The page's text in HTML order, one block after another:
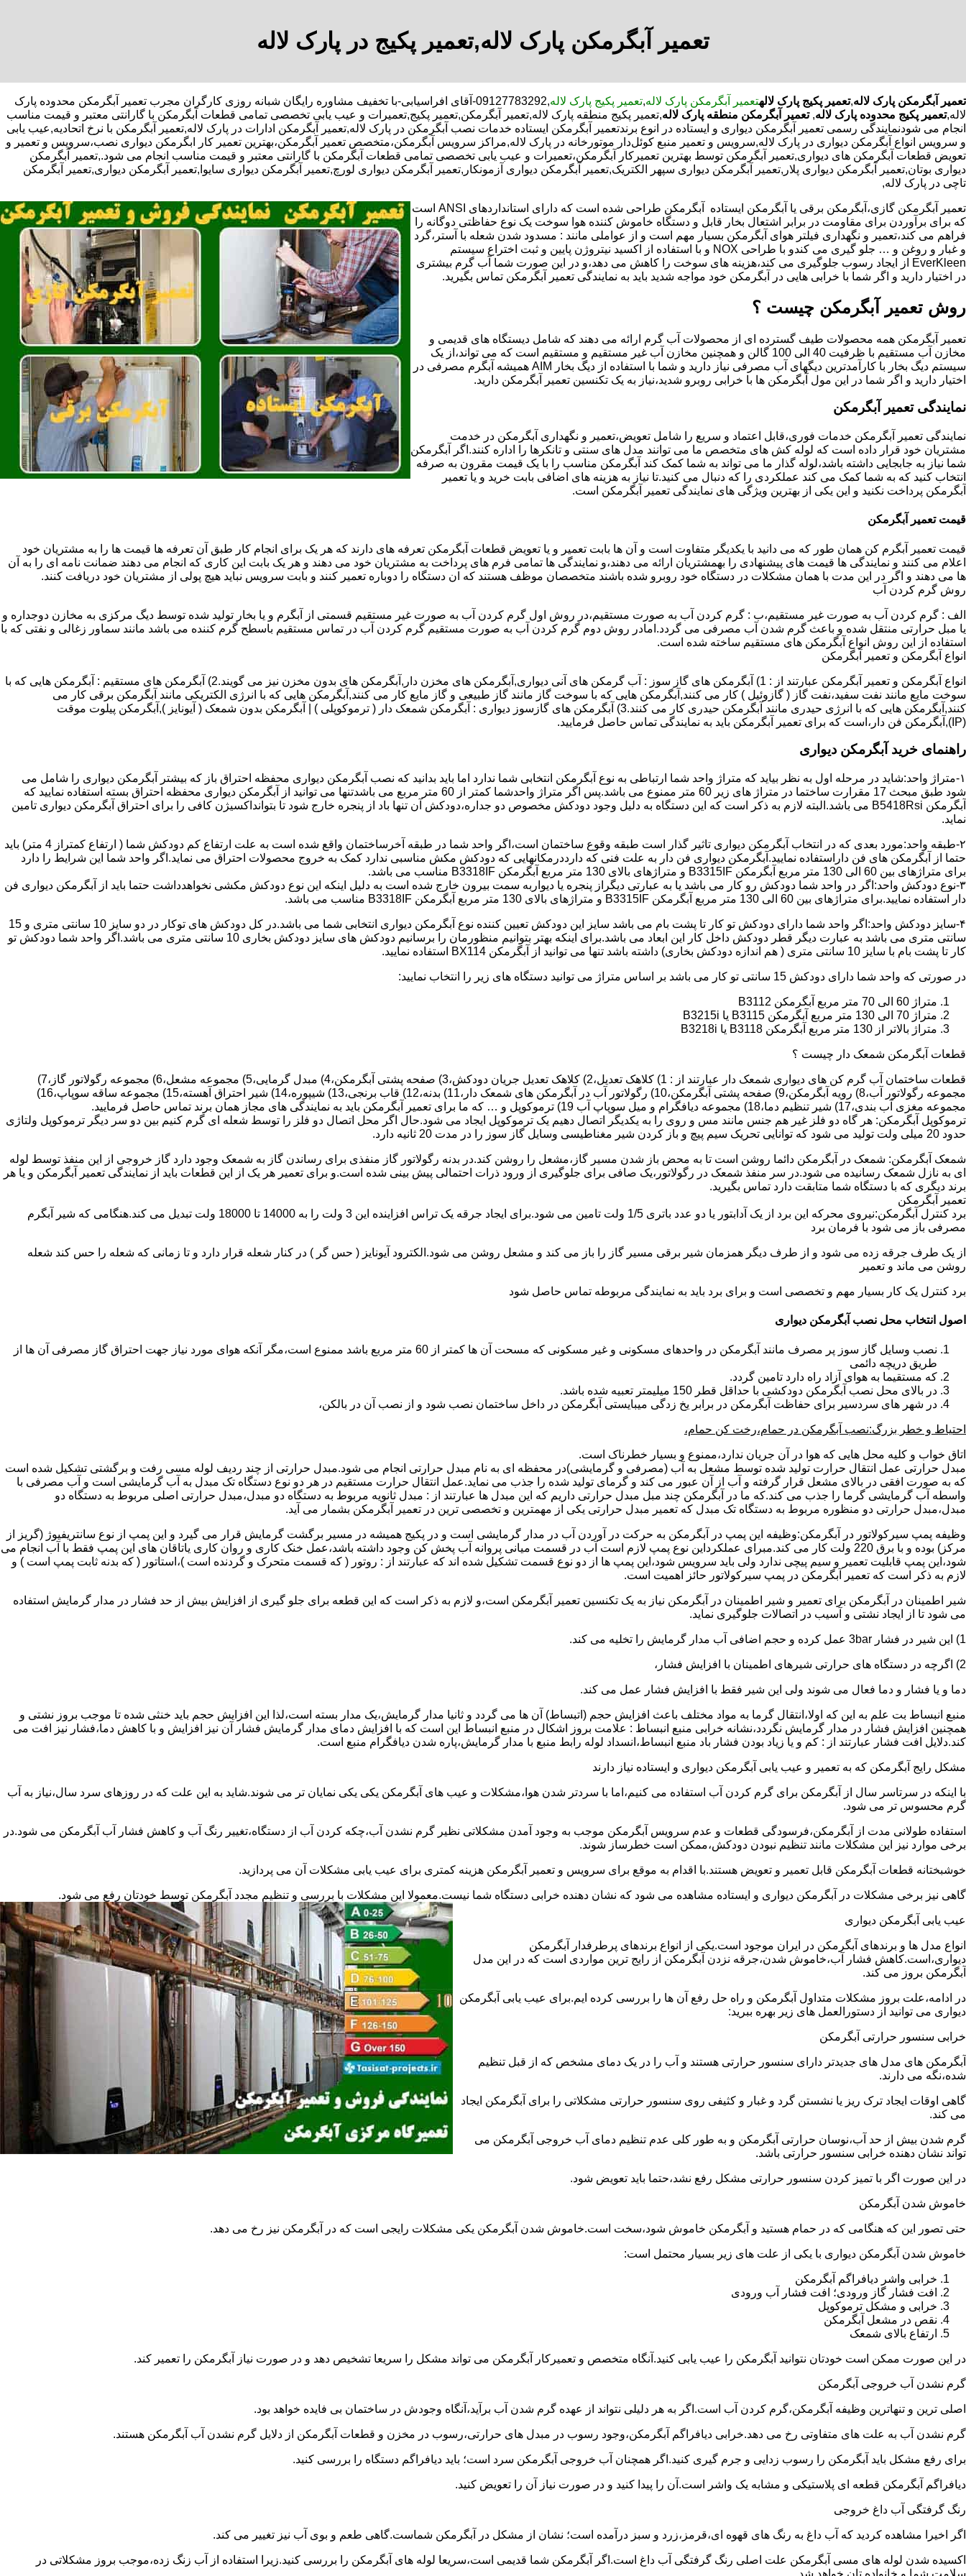
تعمیر آبگرمکن پارک لاله,تعمیر پکیج در پارک لاله
تعمیر آبگرمکن پارک لاله,تعمیر پکیج پارک لالهتعمیر آبگرمکن پارک لاله,تعمیر پکیج پارک لاله
,09127783292-آقای افراسیابی-با تخفیف مشاوره رایگان شبانه روزی کارگران مجرب تعمیر آبگرمکن محدوده پارک
لاله,تعمیر پکیج محدوده پارک لاله, تعمیر آبگرمکن منطقه پارک لاله,تعمیر پکیج منطقه پارک لاله,تعمیر آبگرمکن,تعمیر پکیج,تعمیرات و عیب یابی تخصصی تمامی قطعات آبگرمکن با گارانتی معتبر و قیمت مناسب
انجام می شودنمایندگی رسمی تعمیر آبگرمکن دیواری و ایستاده در انوع برندتعمیر آبگرمکن ایستاده خدمات نصب آبگرمکن در پارک لاله,تعمیر آبگرمکن ادارات در پارک لاله,تعمیر آبگرمکن با نرخ اتحادیه,عیب یابی
و سرویس انواع آبگرمکن دیواری در پارک لاله,سرویس و تعمیر منبع کوئل‌دار موتورخانه در پارک لاله,مراکز سرویس آبگرمکن،متخصص تعمیر آبگرمکن،بهترین تعمیر کار ابگرمکن دیواری نصب،سرویس و تعمیر و
تعویض قطعات آبگرمکن های دیواری,تعمیر آبگرمکن توسط بهترین تعمیرکار آبگرمکن،تعمیرات و عیب یابی تخصصی تمامی قطعات آبگرمکن با گارانتی معتبر و قیمت مناسب انجام می شود.,تعمیر آبگرمکن
دیواری بوتان,تعمیر آبگرمکن دیواری پلار,تعمیر آبگرمکن دیواری سپهر الکتریک,تعمیر آبگرمکن دیواری آزمونکار,تعمیر آبگرمکن دیواری لورچ,تعمیر آبگرمکن دیواری سایوا,تعمیر آبگرمکن دیواری,تعمیر آبگرمکن
تاچی در پارک لاله,
تعمیر آبگرمکن گازی،آبگرمکن برقی یا آبگرمکن ایستاده ​ آبگرمکن طراحی شده است که دارای استانداردهای ANSI است
که برای برآوردن برای مقاومت در برابر اشتعال بخار قابل و دستگاه خاموش کننده هوا سوخت یک نوع حفاظتی دوگانه را
فراهم می کند،تعمیر و نگهداری فیلتر هوای آبگرمکن بسیار مهم است و از عواملی مانند : مسدود شدن شعله با آستر،گرد
و غبار و روغن و … جلو گیری می کندو با طراحی NOX و با استفاده از اکسید نیتروژن پایین و ثبت اختراع سیستم
EverKleen از ایجاد رسوب جلوگیری می کند،هزینه های سوخت را کاهش می دهد،و در این صورت شما آب گرم بیشتری
در اختیار دارید و اگر شما با خرابی هایی در آبگرمکن خود مواجه شدید باید به نمایندگی تعمیر آبگرمکن تماس بگیرید.
روش تعمیر آبگرمکن چیست ؟
تعمیر آبگرمکن همه محصولات طیف گسترده ای از محصولات آب گرم ارائه می دهند که شامل دیستگاه های قدیمی و
مخازن آب مستقیم با ظرفیت 40 الی 100 گالن و همچنین مخازن آب غیر مستقیم و مستقیم است که می تواند،از یک
سیستم دیگ بخار با کارآمدترین دیگهای آب مصرفی نیاز دارید و شما با استفاده از دیگ بخار AIM همیشه آبگرم مصرفی در
اختیار دارید و اگر شما در این مول آبگرمکن ها با خرابی روبرو شدید،نیاز به یک تکنسین تعمیر آبگرمکن دارید.
نمایندگی تعمیر آبگرمکن
نمایندگی تعمیر آبگرمکن خدمات فوری،قابل اعتماد و سریع را شامل تعویض،تعمیر و نگهداری آبگرمکن در خدمت
مشتریان خود قرار داده است که لوله کش های متخصص ما می توانند مدل های سنتی و تانکرها را اداره کنند.اگر آبگرمکن
شما نیاز به جابجایی داشته باشد،لوله گذار ما می تواند به شما کمک کند آبگرمکن مناسب را با یک قیمت مقرون به صرفه
انتخاب کنید که به شما کمک می کند عملکردی را که دنبال می کنید.تا نیاز به هزینه های اضافی بابت خرید و یا تعمیر
آبگرمکن پرداخت نکنید و این یکی از بهترین ویژگی های نمایندگی تعمیر آبگرمکن است.
قیمت تعمیر آبگرمکن
قیمت تعمیر آبگرم کن همان طور که می دانید با یکدیگر متفاوت است و آن ها بابت تعمیر و یا تعویض قطعات آبگرمکن تعرفه های دارند که هر یک برای انجام کار طبق آن تعرفه ها قیمت ها را به مشتریان خود
اعلام می کنند و نمایندگی ها قیمت های پیشنهادی را بهمشتریان ارائه می دهند،و نمایندگی ها تمامی فرم های پرداخت به مشتریان خود می دهند و هر یک بابت این کاری که انجام می دهند ضمانت نامه ای را به آن
ها می دهند و اگر در این مدت با همان مشکلات در دستگاه خود روبرو شده باشند متخصصان موظف هستند که ان دستگاه را دوباره تعمیر کنند و بابت سرویس نباید هیچ پولی از مشتریان خود دریافت کنند.
روش گرم کردن آب
الف : گرم کردن آب به صورت غیر مستقیم،ب : گرم کردن آب به صورت مستقیم،در روش اول گرم کردن آب به صورت غیر مستقیم قسمتی از آبگرم و یا بخار تولید شده توسط دیگ مرکزی به مخازن دوجداره و
یا مبل حرارتی منتقل شده و باعث گرم شدن آب مصرفی می گردد.امادر روش دوم گرم کردن آب به صورت مستقیم گرم کردن آب در تماس مستقیم باسطح گرم کننده می باشد مانند سماور زغالی و نفتی که با
استفاده از این روش انواع آبگرمکن های مستقیم ساخته شده است.
انواع آبگرمکن و تعمیر آبگرمکن
انواع آبگرمکن و تعمیر آبگرمکن عبارتند از : 1) آبگرمکن های گاز سوز : آب گرمکن های آنی دیواری,آبگرمکن های مخزن دار,آبگرمکن های بدون مخزن نیز می گویند.2) آبگرمکن های مستقیم : آبگرمکن هایی که با
سوخت مایع مانند نفت سفید،نفت گاز ( گازوئیل ) کار می کنند,آبگرمکن هایی که با سوخت گاز مانند گاز طبیعی و گاز مایع کار می کنند,آبگرمکن هایی که با انرژی الکتریکی مانند آبگرمکن برقی کار می
کنند,آبگرمکن هایی که با انرژی حیدری مانند آبگرمکن حیدری کار می کنند.3) آبگرمکن های گازسوز دیواری : آبگرمکن شمعک دار ( ترموکوپلی ) | آبگرمکن بدون شمعک ( آیونایز ),آبگرمکن پیلوت موقت
(IP),آبگرمکن فن دار،است که برای تعمیر آبگرمکن باید به نمایندگی تماس حاصل فرمایید.
راهنمای خرید آبگرمکن دیواری
۱-متراژ واحد:شاید در مرحله اول به نظر بیاید که متراژ واحد شما ارتباطی به نوع آبگرمکن انتخابی شما ندارد اما باید بدانید که نصب آبگرمکن دیواری محفظه احتراق باز که بیشتر آبگرمکن دیواری را شامل می
شود طبق مبحث 17 مقرارت ساختما در متراژ های زیر 60 متر ممنوع می باشد.پس اگر متراژ واحدشما کمتر از 60 متر مربع می باشدتنها می توانید از آبگرمکن دیواری محفظه احتراق بسته استفاده نمایید که
آبگرمکن B5418Rsi می باشد.البته لازم به ذکر است که این دستگاه به دلیل وجود دودکش مخصوص دو جداره،دودکش آن تنها باد از پنجره خارج شود تا بتوانداکسیژن کافی را برای احتراق آبگرمکن دیواری تامین
نماید.
۲-طبقه واحد:مورد بعدی که در انتخاب آبگرمکن دیواری تاثیر گذار است طبقه وقوع ساختمان است،اگر واحد شما در طبقه آخرساختمان واقع شده است به علت ارتفاع کم دودکش شما ( ارتفاع کمتراز 4 متر) باید
حتما از آبگرمکن های فن داراستفاده نمایید.آبگرمکن دیواری فن دار به علت فنی که دارددرمکانهایی که دودکش مکش مناسبی ندارد کمک به خروج محصولات احتراق می نماید.اگر واحد شما این شرایط را دارد
برای متراژهای بین 60 الی 130 متر مربع آبگرمکن B3315IF و متراژهای بالای 130 متر مربع آبگرمکن B3318IF مناسب می باشد.
۳-نوع دودکش واحد:اگر در واحد شما دودکش رو کار می باشد یا به عبارتی دیگراز پنجره یا دیواربه سمت بیرون خارج شده است به دلیل اینکه این نوع دودکش مکشی نخواهدداشت حتما باید از آبگرمکن دیواری فن
دار استفاده نمایید.برای متراژهای بین 60 الی 130 متر مربع آبگرمکن B3315IF و متراژهای بالای 130 متر مربع آبگرمکن B3318IF مناسب می باشد.
۴-سایز دودکش واحد:اگر واحد شما دارای دودکش تو کار تا پشت بام می باشد سایز این دودکش تعیین کننده نوع آبگرمکن دیواری انتخابی شما می باشد.در کل دودکش های توکار در دو سایز 10 سانتی متری و 15
سانتی متری می باشد به عبارت دیگر قطر دودکش داخل کار این ابعاد می باشد.برای اینکه بهتر بتوانیم منظورمان را برسانیم دودکش های سایز دودکش بخاری 10 سانتی متری می باشد.اگر واحد شما دودکش تو
کار تا پشت بام با سایز 10 سانتی متری ( هم اندازه دودکش بخاری) داشته باشد تنها می توانید از آبگرمکن BX114 استفاده نمایید.
در صورتی که واحد شما دارای دودکش 15 سانتی تو کار می باشد بر اساس متراژ می توانید دستگاه های زیر را انتخاب نمایید:
متراژ 60 الی 70 متر مربع آبگرمکن B3112
متراژ 70 الی 130 متر مربع آبگرمکن B3115 یا B3215i
متراژ بالاتر از 130 متر مربع آبگرمکن B3118 یا B3218i
قطعات آبگرمکن شمعک دار چیست ؟
قطعات ساختمان آب گرم کن های دیواری شمعک دار عبارتند از : 1) کلاهک تعدیل،2) کلاهک تعدیل جریان دودکش،3) صفحه پشتی آبگرمکن،4) مبدل گرمایی،5) مجموعه مشعل،6) مجموعه رگولاتور گاز،7)
مجموعه رگولاتور آب،8) رویه آبگرمکن،9) صفحه پشتی آبگرمکن،10) رگولاتور آب در آبگرمکن های شمعک دار،11) بدنه،12) قاب برنجی،13) شیپوره،14) شیر احتراق آهسته،15) مجموعه ساقه سوپاپ،16)
مجموعه مغزی آب بندی،17) شیر تنظیم دما،18) مجموعه دیافگرام و میل سوپاپ آب 19) ترموکوپل و … که ما برای تعمیر آبگرمکن باید به نمایندگی های مجاز همان برند تماس حاصل فرمایید.
ترموکوپل آبگرمکن: هر گاه دو فلز غیر هم جنس مانند مس و روی را به یکدیگر اتصال دهیم یک ترموکوپل ایجاد می شود.حال اگر محل اتصال دو فلز را توسط شعله ای گرم کنیم بین دو سر دیگر ترموکوپل ولتاژی
حدود 20 میلی ولت تولید می شود که توانایی تحریک سیم پیچ و باز کردن شیر مغناطیسی وسایل گاز سوز را در مدت 20 ثانیه دارد.
شمعک آبگرمکن: شمعک در آبگرمکن دائما روشن است تا به محض باز شدن مسیر گاز،مشعل را روشن کند.در بدنه رگولاتور گاز منفذی برای رساندن گاز به شمعک وجود دارد گاز خروجی از این منفذ توسط لوله
ای به نازل شمعک رسانیده می شود.در سر منفذ شمعک در رگولاتور،یک صافی برای جلوگیری از ورود ذرات احتمالی پیش بینی شده است.و برای تعمیر هر یک از این قطعات باید از نمایندگی تعمیر آبگرمکن و یا هر
برند دیگری که با دستگاه شما متابقت دارد تماس بگیرید.
تعمیر آبگرمکن
برد کنترل آبگرمکن:نیروی محرکه این برد از یک آدابتور یا دو عدد باتری 1/5 ولت تامین می شود.برای ایجاد جرقه یک تراس افزاینده این 3 ولت را به 14000 تا 18000 ولت تبدیل می کند.هنگامی که شیر آبگرم
مصرفی باز می شود با فرمان برد
از یک طرف جرقه زده می شود و از طرف دیگر همزمان شیر برقی مسیر گاز را باز می کند و مشعل روشن می شود.الکترود آیونایز ( حس گر ) در کنار شعله قرار دارد و تا زمانی که شعله را حس کند شعله
روشن می ماند و تعمیر
برد کنترل یک کار بسیار مهم و تخصصی است و برای برد باید به نمایندگی مربوطه تماس حاصل شود
اصول انتخاب محل نصب آبگرمکن دیواری
نصب وسایل گاز سوز پر مصرف مانند آبگرمکن در واحدهای مسکونی و غیر مسکونی که مسحت آن ها کمتر از 60 متر مربع باشد ممنوع است،مگر آنکه هوای مورد نیاز جهت احتراق گاز مصرفی آن ها از
طریق دریچه دائمی
که مستقیما به هوای آزاد راه دارد تامین گردد.
در بالای محل نصب آبگرمکن دودکشی با حداقل قطر 150 میلیمتر تعبیه شده باشد.
در شهر های سردسیر برای حفاظت آبگرمکن در برابر یخ زدگی میبایستی آبگرمکن در داخل ساختمان نصب شود و از نصب آن در بالکن،
احتیاط و خطر بزرگ:نصب آبگرمکن در حمام،رخت کن حمام،
اتاق خواب و کلیه محل هایی که هوا در آن جریان ندارد،ممنوع و بسیار خطرناک است.
مبدل حرارتی عمل انتقال حرارت تولید شده توسط مشعل به آب (مصرفی و گرمایشی)در محفظه ای به نام مبدل حرارتی انجام می شود.مبدل حرارتی از چند ردیف لوله مسی رفت و برگشتی تشکیل شده است
که به صورت افقی در بالای مشعل قرار گرفته و آب از آن عبور می کند و گرمای تولید شده را جذب می نماید.عمل انتقال حرارت مستقیم در هر دو نوع دستگاه تک مبدل به آب گرمایشی است و آب مصرفی با
واسطه آب گرمایشی گرما را جذب می کند.که ما در آبگرمکن چند مبل مبدل حرارتی داریم که این مبدل ها عبارتند از : مبدل ثانویه مربوط به دستگاه دو مبدل،مبدل حرارتی اصلی مربوط به دستگاه دو
مبدل،مبدل حرارتی دو منظوره مربوط به دستگاه تک مبدل که تعمیر مبدل حرارتی یکی از مهمترین و تخصصی ترین در تعمیر آبگرمکن بشمار می آید.
وظیفه پمپ سیرکولاتور در آبگرمکن:وظیفه این پمپ در آبگرمکن به حرکت در آوردن آب در مدار گرمایشی است و در پکیج همیشه در مسیر برگشت گرمایش قرار می گیرد و این پمپ از نوع سانتریفیوژ (گریز از
مرکز) بوده و با برق 220 ولت کار می کند.مبرای عملکرداین نوع پمپ لازم است آب در قسمت میانی پروانه آب پخش کن وجود داشته باشد،عمل خنک کاری و روان کاری یاتاقان های این پمپ فقط با آب انجام می
شود،این پمپ قابلیت تعمیر و سیم پیچی ندارد ولی باید سرویس شود،این پمپ ها از دو نوع قسمت تشکیل شده اند که عبارتند از : روتور ( که قسمت متحرک و گردنده است )،استاتور ( که بدنه ثابت پمپ است ) و
لازم به ذکر است که تعمیر آبگرمکن در پمپ سیرکولاتور حائز اهمیت است.
شیر اطمینان در آبگرمکن برای تعمیر و شیر اطمینان در آبگرمکن نیاز به یک تکنسین تعمیر آبگرمکن است،و لازم به ذکر است که این قطعه برای جلو گیری از افزایش بیش از حد فشار در مدار گرمایش استفاده
می شود تا از ایجاد نشتی و آسیب در اتصالات جلوگیری نماید.
1) این شیر در فشار 3bar عمل کرده و حجم اضافی آب مدار گرمایش را تخلیه می کند.
2) اگرچه در دستگاه های حرارتی شیرهای اطمینان با افزایش فشار،
دما و یا فشار و دما فعال می شوند ولی این شیر فقط با افزایش فشار عمل می کند.
منبع انبساط بت علم به این که اولا،انتقال گرما به مواد مختلف باعث افزایش حجم (اتبساط) آن ها می گردد و ثانیا مدار گرمایش،یک مدار بسته است،لذا این افزایش حجم باید خنثی شده تا موجب بروز نشتی و
همچنین افزایش فشار در مدار گرمایش نگردد،نشانه خرابی منبع انبساط : علامت بروز اشکال در منبع انبساط این است که با افزایش دمای مدار گرمایش فشار آن نیز افزایش و با کاهش دما،فشار نیز افت می
کند.دلایل افت فشار عبارتند از : کم و یا زیاد بودن فشار باد منبع انبساط،انسداد لوله رابط منبع با مدار گرمایش،پاره شدن دیافگرام منبع است.
مشکل رایج آبگرمکن که به تعمیر و عیب یابی آبگرمکن دیواری و ایستاده نیاز دارند
با اینکه در سرتاسر سال از آبگرمکن برای گرم کردن آب استفاده می کنیم،اما با سردتر شدن هوا،مشکلات و عیب های آبگرمکن یکی یکی نمایان تر می شوند.شاید به این علت که در روزهای سرد سال،نیاز به آب
گرم محسوس تر می شود.
استفاده طولانی مدت از آبگرمکن،فرسودگی قطعات و عدم سرویس آبگرمکن موجب به وجود آمدن مشکلاتی نظیر گرم نشدن آب،چکه کردن آب از دستگاه،تغییر رنگ آب و کاهش فشار آب آبگرمکن می شود.در
برخی موارد نیز این مشکلات مانند تنظیم نبودن دودکش،ممکن است خطرساز شوند.
خوشبختانه قطعات آبگرمکن قابل تعمیر و تعویض هستند.با اقدام به موقع برای سرویس و تعمیر آبگرمکن هزینه کمتری برای عیب یابی مشکلات آن می پردازید.
گاهی نیز برخی مشکلات در آبگرمکن دیواری و ایستاده مشاهده می شود که نشان دهنده خرابی دستگاه شما نیست.معمولا این مشکلات با بررسی و تنظیم مجدد آبگرمکن توسط خودتان رفع می شود.
عیب یابی آبگرمکن دیواری
انواع مدل ها و برندهای آبگرمکن در ایران موجود است.یکی از انواع برندهای پرطرفدار آبگرمکن
دیواری،است.کاهش فشار آب،خاموش شدن،جرقه نزدن آبگرمکن از رایج ترین مواردی است که در این مدل
آبگرمکن بروز می کند.
در ادامه،علت بروز مشکلات متداول آبگرمکن و راه حل رفع آن ها را بررسی کرده ایم.برای عیب یابی آبگرمکن
دیواری می توانید از دستورالعمل های زیر بهره ببرید:
خرابی سنسور حرارتی آبگرمکن
آبگرمکن های مدل های جدیدتر دارای سنسور حرارتی هستند و آب را در یک دمای مشخص که از قبل تنظیم
شده،نگه می دارند.
گاهی اوقات ایجاد ترک ریز یا نشستن گرد و غبار و کثیفی روی سنسور حرارتی مشکلاتی را برای آبگرمکن ایجاد
می کند.
گرم شدن بیش از حد آب،نوسان حرارتی آبگرمکن و به طور کلی عدم تنظیم دمای آب خروجی آبگرمکن می
تواند نشان دهنده خرابی سنسور حرارتی باشد.
در این صورت اگر با تمیز کردن سنسور حرارتی مشکل رفع نشد،حتما باید تعویض شود.
خاموش شدن آبگرمکن
حتی تصور این که هنگامی که در حمام هستید و آبگرمکن خاموش شود،سخت است.خاموش شدن آبگرمکن یکی مشکلات رایجی است که در آبگرمکن نیز رخ می دهد.
خاموش شدن آبگرمکن دیواری با یکی از علت های زیر بسیار محتمل است:
خرابی واشر دیافراگم آبگرمکن
افت فشار گاز ورودی؛ افت فشار آب ورودی
خرابی و مشکل ترموکوپل
نقص در مشعل آبگرمکن
ارتفاع بالای شمعک
در این صورت ممکن است خودتان نتوانید آبگرمکن را عیب یابی کنید.آنگاه متخصص و تعمیرکار آبگرمکن می تواند مشکل را سریعا تشخیص دهد و در صورت نیاز آبگرمکن را تعمیر کند.
گرم نشدن آب خروجی آبگرمکن
اصلی ترین و تنهاترین وظیفه آبگرمکن،گرم کردن آب است.اگر به هر دلیلی نتواند از عهده گرم شدن آب برآید،آنگاه وجودش در ساختمان بی فایده خواهد بود.
گرم نشدن آب به علت های متفاوتی رخ می دهد.خرابی دیافراگم آبگرمکن،وجود رسوب در مبدل های حرارتی،رسوب در مخزن و قطعات آبگرمکن از دلایل گرم نشدن آب آبگرمکن هستند.
برای رفع مشکل باید آبگرمکن را رسوب زدایی و جرم گیری کنید.اگر همچنان آب خروجی آبگرمکن سرد است؛ باید دیافراگم دستگاه را بررسی کنید.
دیافراگم آبگرمکن قطعه ای پلاستیکی و مشابه یک واشر است.آن را پیدا کنید و در صورت نیاز آن را تعویض کنید.
رنگ گرفتگی آب داغ خروجی
اگر اخیرا مشاهده کردید که آب داغ به رنگ های قهوه ای،قرمز،زرد و سبز درآمده است؛ نشان از مشکل در آبگرمکن شماست.گاهی طعم و بوی آب نیز تغییر می کند.
اکسیده شدن لوله های مسی آبگرمکن علت اصلی رنگ گرفتگی آب داغ است.اگر آبگرمکن شما قدیمی است،سریعا لوله های آبگرمکن را بررسی کنید.زیرا استفاده از آب زنگ زده،موجب بروز مشکلاتی در
سلامت شما و خانواده تان خواهد شد.